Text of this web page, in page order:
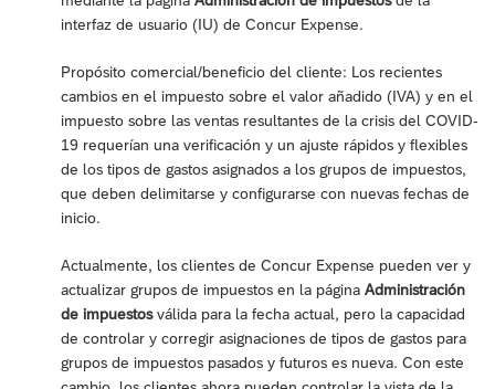
interfaz de usuario (IU) de Concur Expense.
Propósito comercial/beneficio del cliente: Los recientes
cambios en el impuesto sobre el valor añadido (IVA) y en el
impuesto sobre las ventas resultantes de la crisis del COVID-
19 requerían una verificación y un ajuste rápidos y flexibles
de los tipos de gastos asignados a los grupos de impuestos,
que deben delimitarse y configurarse con nuevas fechas de
inicio.
Actualmente, los clientes de Concur Expense pueden ver y
actualizar grupos de impuestos en la página Administración
de impuestosválida para la fecha actual, pero la capacidad
de controlar y corregir asignaciones de tipos de gastos para
grupos de impuestos pasados y futuros es nueva. Con este